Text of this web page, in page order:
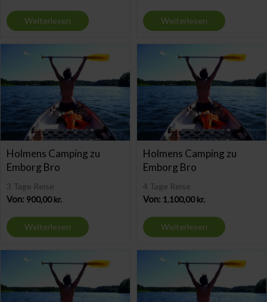
Weiterlesen Weiterlesen
Holmens Camping zu
Emborg Bro
3 Tage Reise
Von: 900,00kr.
Weiterlesen
Holmens Camping zu
Emborg Bro
4 Tage Reise
Von: 1.100,00kr.
Weiterlesen